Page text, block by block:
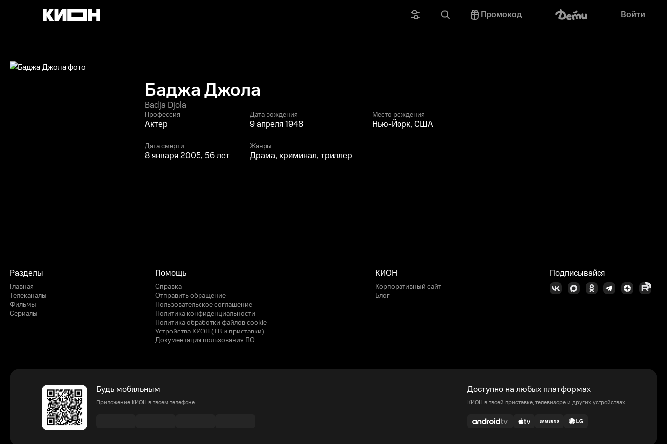
Промокод Войти
Баджа Джола
Badja Djola
Профессия
Актер
Дата рождения
9 апреля 1948
Место рождения
Нью-Йорк, США
Дата смерти
8 января 2005, 56 лет
Жанры
Драма, криминал, триллер
Разделы
Главная
Телеканалы
Фильмы
Сериалы
Помощь
Справка
Отправить обращение
Пользовательское соглашение
Политика конфиденциальности
Политика обработки файлов cookie
Устройства КИОН (ТВ и приставки)
Документация пользования ПО
КИОН
Корпоративный сайт
Блог
Подписывайся
Будь мобильным
Приложение КИОН в твоем телефоне
Доступно на любых платформах
КИОН в твоей приставке, телевизоре и других устройствах